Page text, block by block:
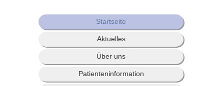
Startseite
Aktuelles
Über uns
Patienteninformation